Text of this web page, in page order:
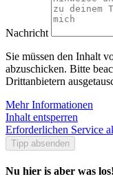
Nachricht
Sie müssen den Inhalt
abzuschicken. Bitte
Drittanbietern
Mehr Informationen
Inhalt entsperren
Erforderlichen Service
Tipp absenden
Nu hier is aber was los!